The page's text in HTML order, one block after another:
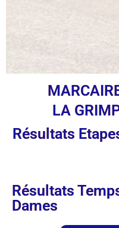
LA
Résultats
Résultats
Dames